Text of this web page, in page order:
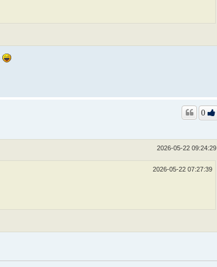
0
2026-05-22 09:24:29
2026-05-22 07:27:39